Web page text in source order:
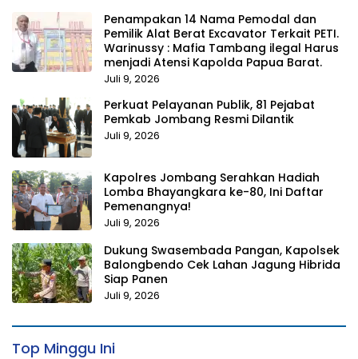
Penampakan 14 Nama Pemodal dan
Pemilik Alat Berat Excavator Terkait PETI.
Warinussy : Mafia Tambang ilegal Harus
menjadi Atensi Kapolda Papua Barat.
Juli 9, 2026
Perkuat Pelayanan Publik, 81 Pejabat
Pemkab Jombang Resmi Dilantik
Juli 9, 2026
Kapolres Jombang Serahkan Hadiah
Lomba Bhayangkara ke-80, Ini Daftar
Pemenangnya!
Juli 9, 2026
Dukung Swasembada Pangan, Kapolsek
Balongbendo Cek Lahan Jagung Hibrida
Siap Panen
Juli 9, 2026
Top Minggu Ini